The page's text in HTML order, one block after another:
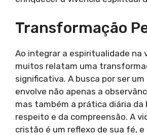
Transformação
Ao integrar a espiritualidade na
muitos relatam uma
significativa. A busca por ser
envolve não apenas a
mas também a prática diária da
respeito e da compreensão. A
cristão é um reflexo de sua fé,